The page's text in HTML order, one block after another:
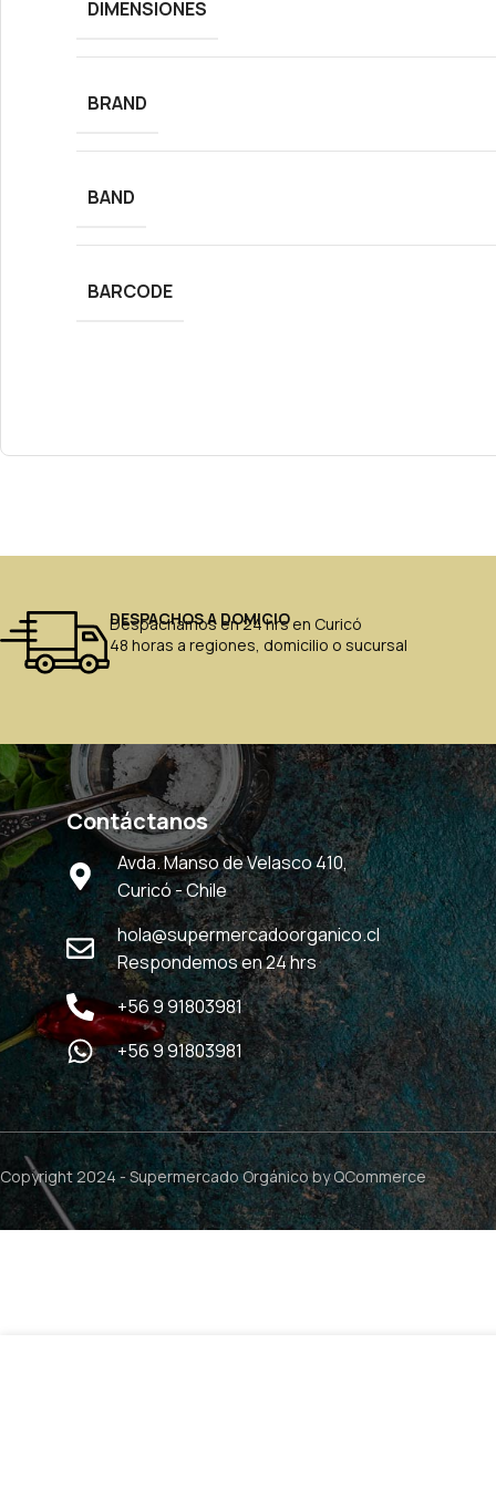
DIMENSIONES
BRAND
BAND
BARCODE
DESPACHOS A DOMICIO
Despachamos en 24 hrs en Curicó
48 horas a regiones, domicilio o sucursal
Contáctanos
Avda. Manso de Velasco 410,
Curicó - Chile
hola@supermercadoorganico.cl
Respondemos en 24 hrs
+56 9 91803981
+56 9 91803981
Copyright 2024 -Supermercado Orgánicoby QCommerce